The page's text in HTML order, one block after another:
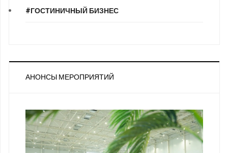
#ГОСТИНИЧНЫЙ БИЗНЕС
АНОНСЫ МЕРОПРИЯТИЙ